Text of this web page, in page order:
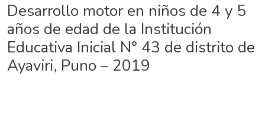
Desarrollo motor en niños de 4 y 5
años de edad de la Institución
Educativa Inicial N° 43 de distrito de
Ayaviri, Puno – 2019